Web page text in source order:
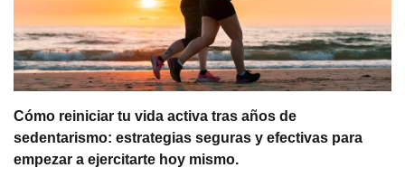
Cómo reiniciar tu vida activa tras años de
sedentarismo: estrategias seguras y efectivas para
empezar a ejercitarte hoy mismo.